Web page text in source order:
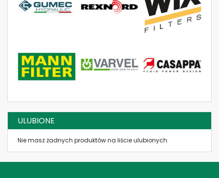
180bar) NASTAWA 150 BAR ZAWÓR
PRZELEWOWY Z PORTEM M
RVD-DI-180°-3/4 ZAWÓR KRZYŻOWY
10-M-02-A18-3-R-05-Z, V0460, VAU 3/4",